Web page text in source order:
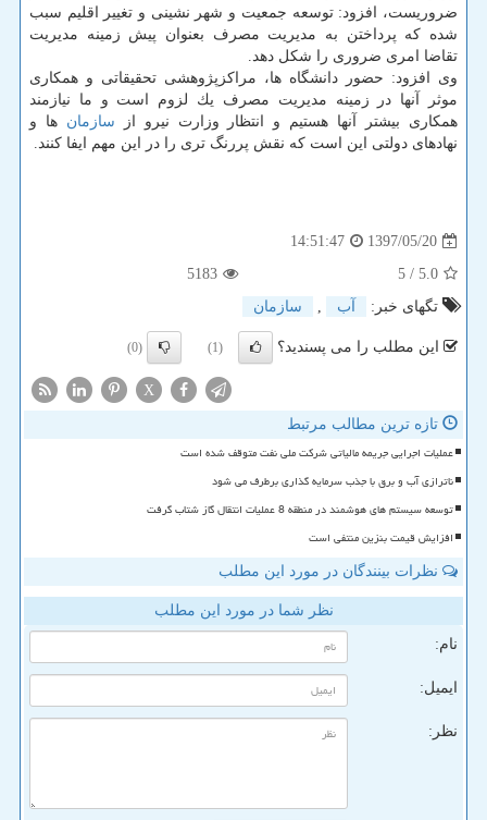
ضروریست، افزود: توسعه جمعیت و شهر نشینی و تغییر اقلیم سبب
شده كه پرداختن به مدیریت مصرف بعنوان پیش زمینه مدیریت
تقاضا امری ضروری را شكل دهد.
وی افزود: حضور دانشگاه ها، مراكزپژوهشی تحقیقاتی و همكاری
موثر آنها در زمینه مدیریت مصرف یك لزوم است و ما نیازمند
همكاری بیشتر آنها هستیم و انتظار وزارت نیرو از سازمان ها و
نهادهای دولتی این است كه نقش پررنگ تری را در این مهم ایفا كنند.
1397/05/20
14:51:47
5.0
/ 5
5183
تگهای خبر:
آب , سازمان
این مطلب را می پسندید؟ (1)
(0)
X
تازه ترین مطالب مرتبط
عملیات اجرایی جریمه مالیاتی شرکت ملی نفت متوقف شده است
ناترازی آب و برق با جذب سرمایه گذاری برطرف می شود
توسعه سیستم های هوشمند در منطقه 8 عملیات انتقال گاز شتاب گرفت
افزایش قیمت بنزین منتفی است
نظرات بینندگان در مورد این مطلب
نظر شما در مورد این مطلب
نام:
ایمیل:
نظر: